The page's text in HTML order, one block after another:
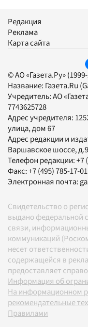
Редакция
Реклама
Карта сайта
© АО «Газета.Ру»
Название: Газета.Ru
Учредитель:АО
7743625728
Адрес учредителя:
улица, дом 67
Адрес редакции и
Варшавское шоссе,
Телефон редакции:+7
Факс:+7 (495) 785-17-01
Электронная почта:
Свидетельство о
выдано федеральной
связи,
коммуникаций
несет
содержащейся в
предоставляет
Информация об
На информационном
рекомендательные
Правилами